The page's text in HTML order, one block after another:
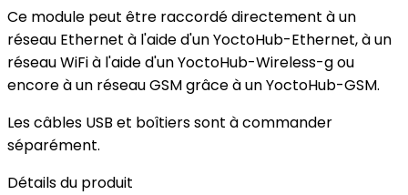
Ce module peut être raccordé directement à un
réseau Ethernet à l'aide d'un YoctoHub-Ethernet, à un
réseau WiFi à l'aide d'un YoctoHub-Wireless-g ou
encore à un réseau GSM grâce à un YoctoHub-GSM.
Les câbles USB et boîtiers sont à commander
séparément.
Détails du produit